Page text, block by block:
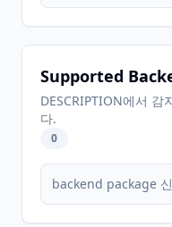
Supported
DESCRIPTION에서
다.
0
backend package